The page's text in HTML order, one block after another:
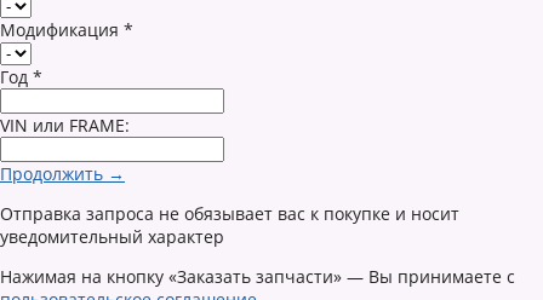
Модификация *
Год *
VIN или FRAME:
Продолжить →
Отправка запроса не обязывает вас к покупке и носит
уведомительный характер
Нажимая на кнопку «Заказать запчасти» — Вы принимаете с